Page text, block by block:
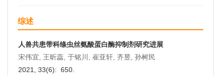
综述
人兽共患带科绦虫丝氨酸蛋白酶抑制剂研究进展
宋伟宜, 王昕蕊, 于铭川, 崔亚轩, 齐昱, 孙树民
2021, 33(6): 650.